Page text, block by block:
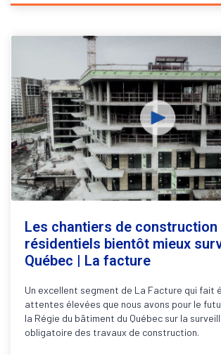
Les chantiers de construction
résidentiels bientôt mieux
Québec | La facture
Un excellent segment de La Facture qui fait
attentes élevées que nous avons pour le
la Régie du bâtiment du Québec sur la
obligatoire des travaux de construction.